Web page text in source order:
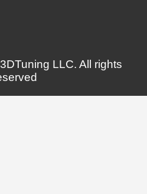
LLC. All rights